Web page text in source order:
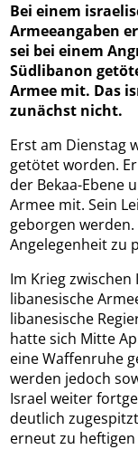
Bei einem
Armeeangaben
sei bei einem
Südlibanon
Armee mit. Das
zunächst nicht.
Erst am Dienstag
getötet worden.
der Bekaa-Ebene
Armee mit. Sein
geborgen
Angelegenheit zu
Im Krieg
libanesische
libanesische
hatte sich Mitte
eine Waffenruhe
werden jedoch
Israel weiter
deutlich
erneut zu